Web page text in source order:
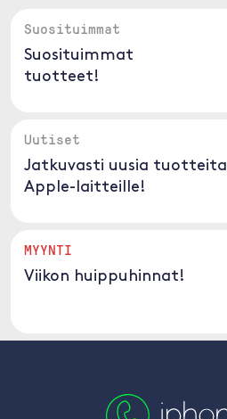
Suosituimmat
Suosituimmat
tuotteet!
Uutiset
Jatkuvasti uusia tuotteita
Apple-laitteille!
MYYNTI
Viikon huippuhinnat!